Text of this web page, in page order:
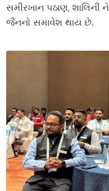
સમીરખાન પઠાણ, શાલિની
જૈનનો સમાવેશ થાય છે.